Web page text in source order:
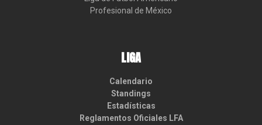
Profesional de México
LIGA
Calendario
Standings
Estadísticas
Reglamentos Oficiales LFA